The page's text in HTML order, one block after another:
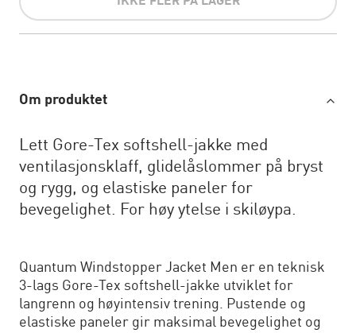
Om produktet
Lett Gore-Tex softshell-jakke med
ventilasjonsklaff, glidelåslommer på bryst
og rygg, og elastiske paneler for
bevegelighet. For høy ytelse i skiløypa.
Quantum Windstopper Jacket Men er en teknisk
3-lags Gore-Tex softshell-jakke utviklet for
langrenn og høyintensiv trening. Pustende og
elastiske paneler gir maksimal bevegelighet og